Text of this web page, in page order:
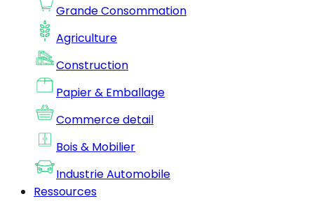
Grande Consommation
Agriculture
Construction
Papier & Emballage
Commerce detail
Bois & Mobilier
Industrie Automobile
Ressources